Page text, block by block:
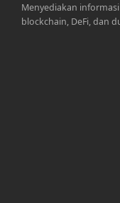
Menyediakan
blockchain, DeFi, dan